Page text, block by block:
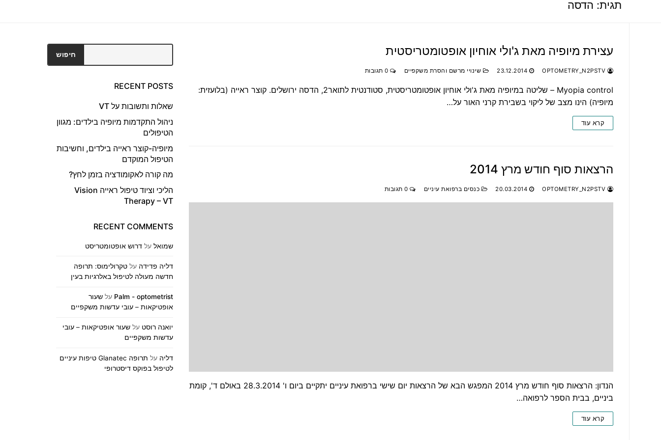
תגית: הדסה
עצירת מיופיה מאת ג'ולי אוחיון אופטומטריסטית
23.12.2014 שינויי מרשם והסרת משקפיים
Myopia control – שליטה במיופיה מאת ג'ולי אוחיון אופטומטריסטית, סטודנטית לתואר2, הדסה ירושלים. קוצר ראייה (בלועזית:
מיופיה) הינו מצב של ליקוי בשבירת קרני האור על…
קרא עוד
הרצאות סוף חודש מרץ 2014
20.03.2014 כנסים ברפואת עיניים
הנדון: הרצאות סוף חודש מרץ 2014 המפגש הבא של הרצאות יום שישי ברפואת עיניים יתקיים ביום ו' 28.3.2014 באולם ד', קומת
ביניים, בבית הספר לרפואה…
קרא עוד
חיפוש
RECENT POSTS
שאלות ותשובות על VT
ניהול התקדמות מיופיה בילדים: מגוון
הטיפולים
מיופיה-קוצר ראייה בילדים, וחשיבות
הטיפול המוקדם
מה קורה לאקומודציה בזמן לחץ?
הליכי וציוד טיפול ראייה Vision
Therapy – VT
RECENT COMMENTS
שמואל על דרוש אופטומטריסט
דליה פדידה על טקרולימוס: תרופה
חדשה מעולה לטיפול באלרגיות בעין
Palm - optometrist על שעור
אופטיקאות – עובי עדשות משקפיים
יואנה רוסט על שעור אופטיקאות – עובי
עדשות משקפיים
דליה על
תרופה Glanatec טיפות עיניים
לטיפול בפוקס דיסטרופי